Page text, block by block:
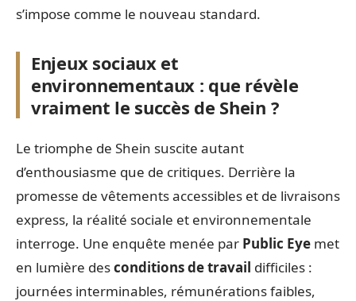
s’impose comme le nouveau standard.
Enjeux sociaux et
environnementaux : que révèle
vraiment le succès de Shein ?
Le triomphe de Shein suscite autant
d’enthousiasme que de critiques. Derrière la
promesse de vêtements accessibles et de livraisons
express, la réalité sociale et environnementale
interroge. Une enquête menée par Public Eye met
en lumière desconditions de travail difficiles :
journées interminables, rémunérations faibles,